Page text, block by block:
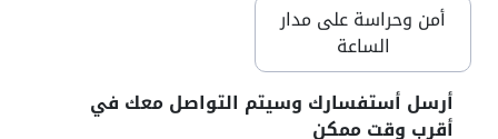
أمن وحراسة على مدار
الساعة
أرسل أستفسارك وسيتم التواصل معك في
أقرب وقت ممكن